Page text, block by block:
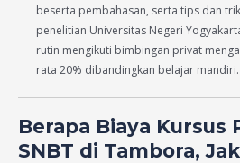
beserta pembahasan, serta tips dan
penelitian Universitas Negeri
rutin mengikuti bimbingan privat
rata 20% dibandingkan belajar mandiri.
Berapa Biaya Kursus
SNBT di Tambora,